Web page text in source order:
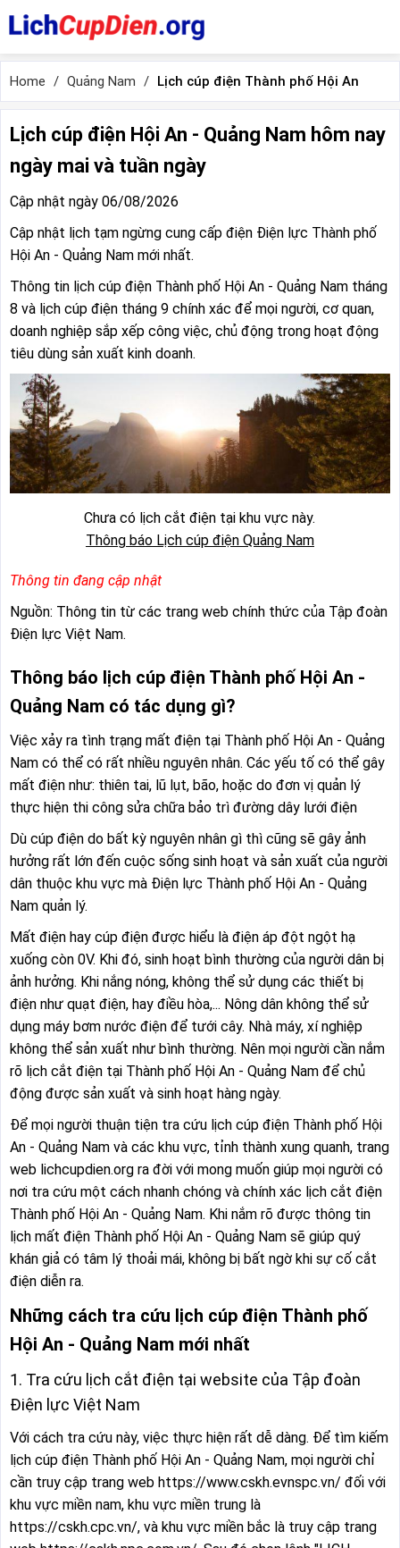
Home Quảng Nam Lịch cúp điện Thành phố Hội An
Lịch cúp điện Hội An - Quảng Nam hôm nay
ngày mai và tuần ngày
Cập nhật ngày 06/08/2026
Cập nhật lịch tạm ngừng cung cấp điện Điện lực Thành phố
Hội An - Quảng Nam mới nhất.
Thông tin lịch cúp điện Thành phố Hội An - Quảng Nam tháng
8 và lịch cúp điện tháng 9 chính xác để mọi người, cơ quan,
doanh nghiệp sắp xếp công việc, chủ động trong hoạt động
tiêu dùng sản xuất kinh doanh.
Chưa có lịch cắt điện tại khu vực này.
Thông báo Lịch cúp điện Quảng Nam
Thông tin đang cập nhật
Nguồn: Thông tin từ các trang web chính thức của Tập đoàn
Điện lực Việt Nam.
Thông báo lịch cúp điện Thành phố Hội An -
Quảng Nam có tác dụng gì?
Việc xảy ra tình trạng mất điện tại Thành phố Hội An - Quảng
Nam có thể có rất nhiều nguyên nhân. Các yếu tố có thể gây
mất điện như: thiên tai, lũ lụt, bão, hoặc do đơn vị quản lý
thực hiện thi công sửa chữa bảo trì đường dây lưới điện
Dù cúp điện do bất kỳ nguyên nhân gì thì cũng sẽ gây ảnh
hưởng rất lớn đến cuộc sống sinh hoạt và sản xuất của người
dân thuộc khu vực mà Điện lực Thành phố Hội An - Quảng
Nam quản lý.
Mất điện hay cúp điện được hiểu là điện áp đột ngột hạ
xuống còn 0V. Khi đó, sinh hoạt bình thường của người dân bị
ảnh hưởng. Khi nắng nóng, không thể sử dụng các thiết bị
điện như quạt điện, hay điều hòa,... Nông dân không thể sử
dụng máy bơm nước điện để tưới cây. Nhà máy, xí nghiệp
không thể sản xuất như bình thường. Nên mọi người cần nắm
rõ lịch cắt điện tại Thành phố Hội An - Quảng Nam để chủ
động được sản xuất và sinh hoạt hàng ngày.
Để mọi người thuận tiện tra cứu lịch cúp điện Thành phố Hội
An - Quảng Nam và các khu vực, tỉnh thành xung quanh, trang
web lichcupdien.org ra đời với mong muốn giúp mọi người có
nơi tra cứu một cách nhanh chóng và chính xác lịch cắt điện
Thành phố Hội An - Quảng Nam. Khi nắm rõ được thông tin
lịch mất điện Thành phố Hội An - Quảng Nam sẽ giúp quý
khán giả có tâm lý thoải mái, không bị bất ngờ khi sự cố cắt
điện diễn ra.
Những cách tra cứu lịch cúp điện Thành phố
Hội An - Quảng Nam mới nhất
1. Tra cứu lịch cắt điện tại website của Tập đoàn
Điện lực Việt Nam
Với cách tra cứu này, việc thực hiện rất dễ dàng. Để tìm kiếm
lịch cúp điện Thành phố Hội An - Quảng Nam, mọi người chỉ
cần truy cập trang web https://www.cskh.evnspc.vn/ đối với
khu vực miền nam, khu vực miền trung là
https://cskh.cpc.vn/, và khu vực miền bắc là truy cập trang